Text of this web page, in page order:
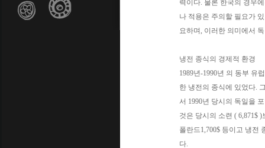
력이다. 물론 한국의 경우
나 적용은 주의할 필요가
요하며, 이러한 의미에서
냉전 종식의 경제적 환경
1989년-1990년 의 동부 유
한 냉전의 종식에 있었다.
서 1990년 당시의 독일을
것은 당시의 소련 ( 6,871$
폴란드1,700$ 등이고 냉전
다.